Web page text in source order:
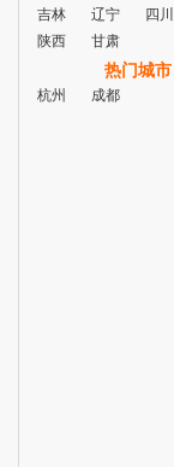
吉林
辽宁 四川
陕西
甘肃
热门城市
杭州 成都